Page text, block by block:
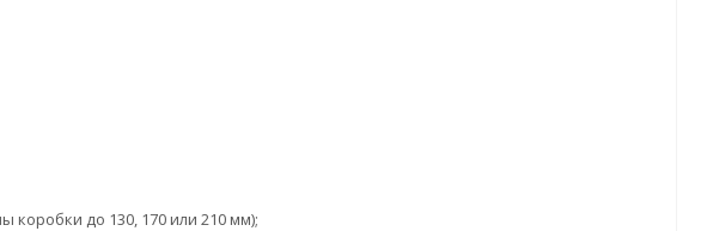
коробки до 130, 170 или 210 мм);